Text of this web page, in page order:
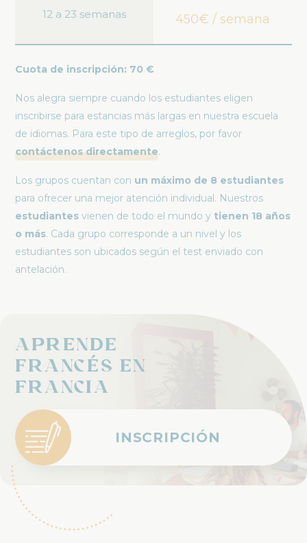
12 a 23 semanas 450€ / semana
Cuota de inscripción: 70 €
Nos alegra siempre cuando los estudiantes eligen
inscribirse para estancias más largas en nuestra escuela
de idiomas. Para este tipo de arreglos, por favor
contáctenos directamente.
Los grupos cuentan con un máximo de 8 estudiantes
para ofrecer una mejor atención individual. Nuestros
estudiantes vienen de todo el mundo y tienen 18 años
o más. Cada grupo corresponde a un nivel y los
estudiantes son ubicados según el test enviado con
antelación.
Aprende
Francés en
Francia
INSCRIPCIÓN